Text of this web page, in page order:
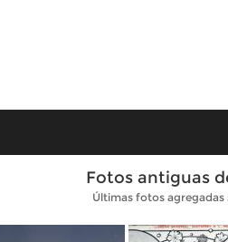
Fotos antiguas
Últimas fotos agregadas